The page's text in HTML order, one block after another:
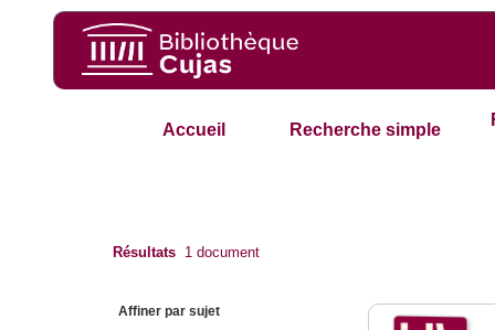
Accueil Recherche simple
Résultats 1 document
Affiner par sujet